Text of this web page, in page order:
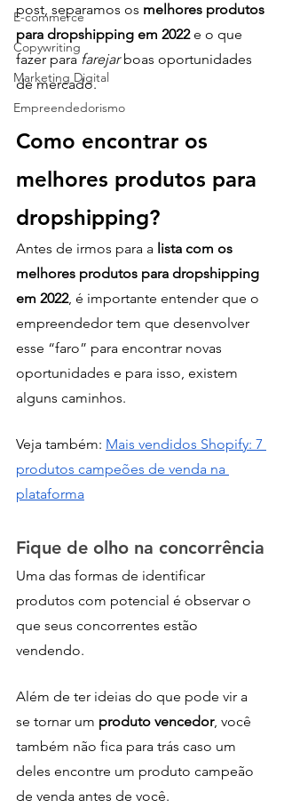
E-commerce
Copywriting
Marketing Digital
Empreendedorismo
post, separamos os melhores produtos
para dropshipping em 2022 e o que
fazer para farejar boas oportunidades
de mercado.
Como encontrar os
melhores produtos para
dropshipping?
Antes de irmos para a lista com os
melhores produtos para dropshipping
em 2022, é importante entender que o
empreendedor tem que desenvolver
esse “faro” para encontrar novas
oportunidades e para isso, existem
alguns caminhos.
Veja também: Mais vendidos Shopify: 7
produtos campeões de venda na
plataforma
Fique de olho na concorrência
Uma das formas de identificar
produtos com potencial é observar o
que seus concorrentes estão
vendendo.
Além de ter ideias do que pode vir a
se tornar um produto vencedor, você
também não fica para trás caso um
deles encontre um produto campeão
de venda antes de você.